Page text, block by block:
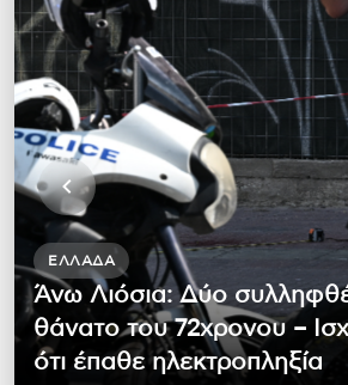
ΕΛΛΆΔΑ
Άνω Λιόσια: Δύο
θάνατο του 72χρονου –
ότι έπαθε ηλεκτροπληξία